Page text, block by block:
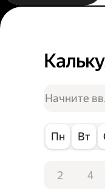
Пн Вт
2 4